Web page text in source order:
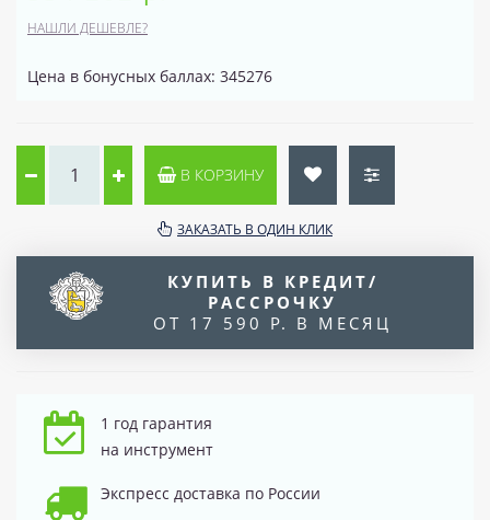
НАШЛИ ДЕШЕВЛЕ?
Цена в бонусных баллах: 345276
В КОРЗИНУ
ЗАКАЗАТЬ В ОДИН КЛИК
КУПИТЬ В КРЕДИТ/
РАССРОЧКУ
ОТ 17 590 Р. В МЕСЯЦ
1 год гарантия
на инструмент
Экспресс доставка по России